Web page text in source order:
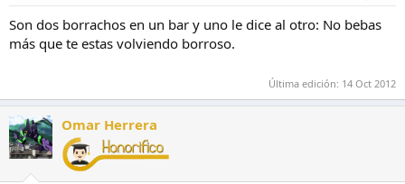
e
m
i
c
Son dos borrachos en un bar y uno le dice al otro: No bebas
más que te estas volviendo borroso.
Última edición: 14 Oct 2012
Omar Herrera